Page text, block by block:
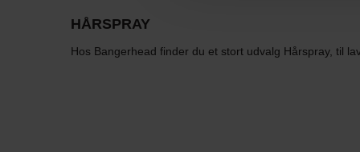
HÅRSPRAY
Hos Bangerhead finder du et stort udvalg Hårspray, til